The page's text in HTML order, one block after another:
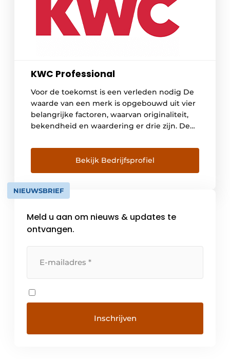
KWC Professional
Voor de toekomst is een verleden nodig De
waarde van een merk is opgebouwd uit vier
belangrijke factoren, waarvan originaliteit,
bekendheid en waardering er drie zijn. De
over een langere periode absoluut
hoogwaardig en betrouwbaar moet blijken
te zijn. De geschiedenis en continuïteit van
een merk worden steeds […]
Bekijk Bedrijfsprofiel
NIEUWSBRIEF
Meld u aan om nieuws & updates te
ontvangen.